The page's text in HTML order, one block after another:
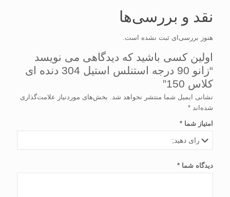
نقد و بررسی‌ها
هنوز بررسی‌ای ثبت نشده است.
اولین کسی باشید که دیدگاهی می نویسد
“زانو 90 درجه استنلس استیل 304 دنده ای
کلاس 150”
نشانی ایمیل شما منتشر نخواهد شد. بخش‌های موردنیاز علامت‌گذاری
شده‌اند *
امتیاز شما *
دیدگاه شما *